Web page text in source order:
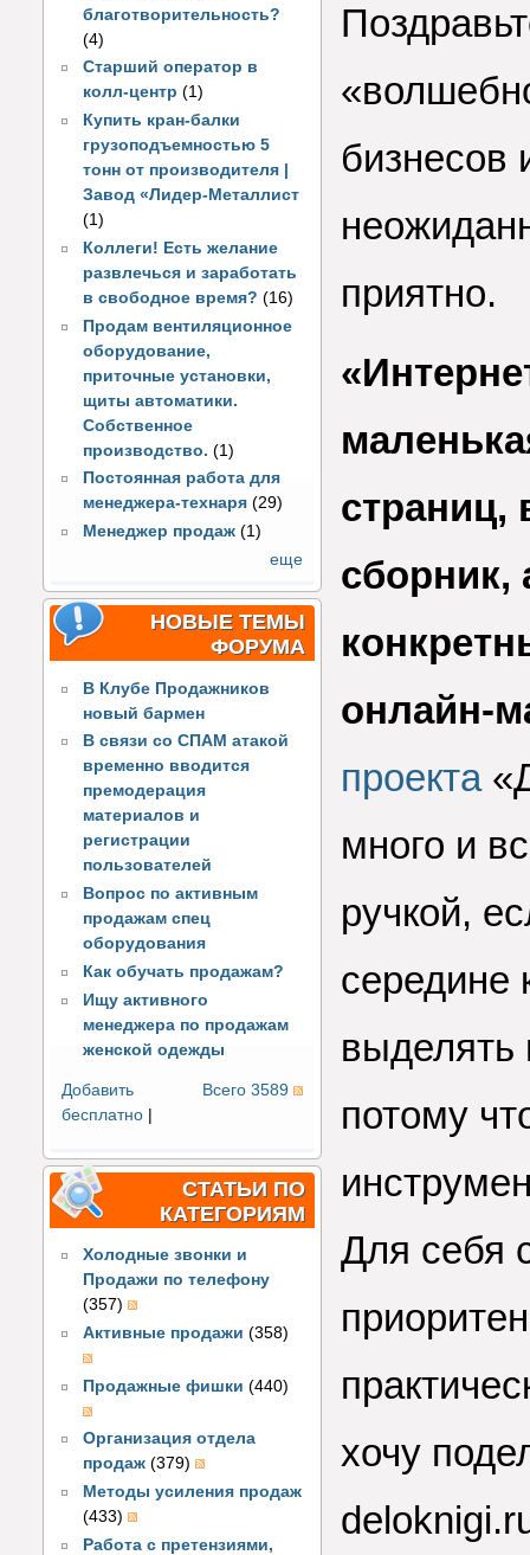
благотворительность?
(4)
Старший оператор в
колл-центр (1)
Купить кран-балки
грузоподъемностью 5
тонн от производителя |
Завод «Лидер-Металлист
(1)
Коллеги! Есть желание
развлечься и заработать
в свободное время? (16)
Продам вентиляционное
оборудование,
приточные установки,
щиты автоматики.
Собственное
производство. (1)
Постоянная работа для
менеджера-технаря (29)
Менеджер продаж (1)
еще
НОВЫЕ ТЕМЫ
ФОРУМА
В Клубе Продажников
новый бармен
В связи со СПАМ атакой
временно вводится
премодерация
материалов и
регистрации
пользователей
Вопрос по активным
продажам спец
оборудования
Как обучать продажам?
Ищу активного
менеджера по продажам
женской одежды
Всего 3589
Добавить
бесплатно |
СТАТЬИ ПО
КАТЕГОРИЯМ
Холодные звонки и
Продажи по телефону
(357)
Активные продажи (358)
Продажные фишки (440)
Организация отдела
продаж (379)
Методы усиления продаж
(433)
Работа с претензиями,
бизнесов
приятно.
страниц,
сборник,
онлайн-
проекта
много и
ручкой,
середине
потому
Для себя
хочу